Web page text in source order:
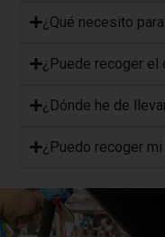
¿Qué necesito
¿Puede recoger el
¿Dónde he de
¿Puedo recoger